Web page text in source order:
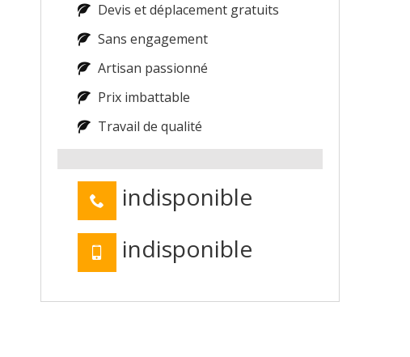
Devis et déplacement gratuits
Sans engagement
Artisan passionné
Prix imbattable
Travail de qualité
indisponible
indisponible